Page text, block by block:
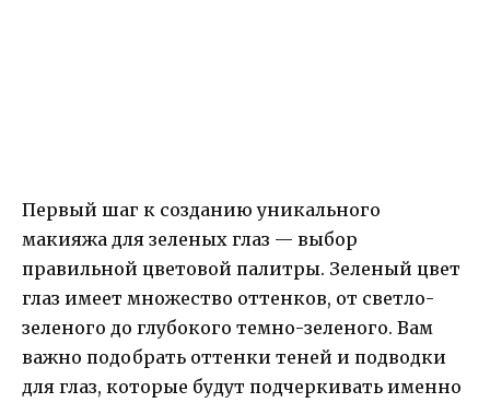
Первый шаг к созданию уникального
макияжа для зеленых глаз — выбор
правильной цветовой палитры. Зеленый цвет
глаз имеет множество оттенков, от светло-
зеленого до глубокого темно-зеленого. Вам
важно подобрать оттенки теней и подводки
для глаз, которые будут подчеркивать именно